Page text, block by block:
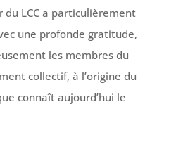
du LCC a particulièrement
une profonde gratitude,
les membres du
collectif, à l’origine du
connaît aujourd’hui le